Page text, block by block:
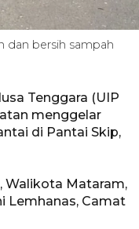
dan bersih sampah
Tenggara (UIP
menggelar
di Pantai Skip,
Walikota Mataram,
Lemhanas, Camat